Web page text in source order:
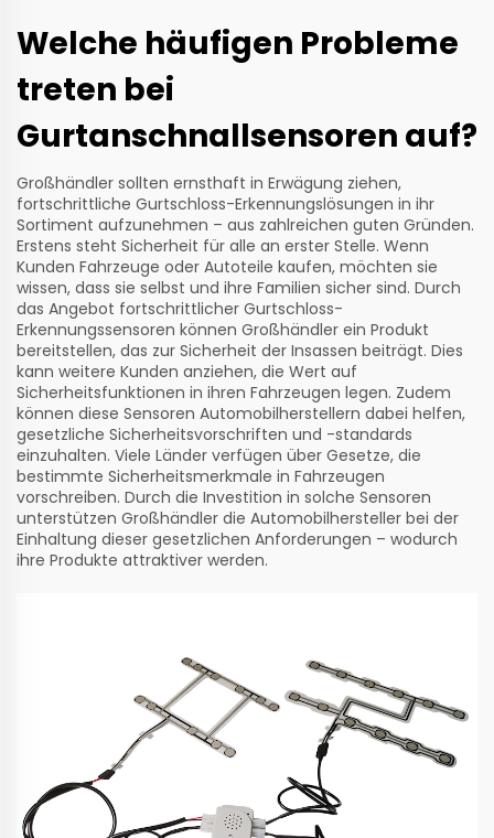
Welche häufigen Probleme
treten bei
Gurtanschnallsensoren auf?
Großhändler sollten ernsthaft in Erwägung ziehen,
fortschrittliche Gurtschloss-Erkennungslösungen in ihr
Sortiment aufzunehmen – aus zahlreichen guten Gründen.
Erstens steht Sicherheit für alle an erster Stelle. Wenn
Kunden Fahrzeuge oder Autoteile kaufen, möchten sie
wissen, dass sie selbst und ihre Familien sicher sind. Durch
das Angebot fortschrittlicher Gurtschloss-
Erkennungssensoren können Großhändler ein Produkt
bereitstellen, das zur Sicherheit der Insassen beiträgt. Dies
kann weitere Kunden anziehen, die Wert auf
Sicherheitsfunktionen in ihren Fahrzeugen legen. Zudem
können diese Sensoren Automobilherstellern dabei helfen,
gesetzliche Sicherheitsvorschriften und -standards
einzuhalten. Viele Länder verfügen über Gesetze, die
bestimmte Sicherheitsmerkmale in Fahrzeugen
vorschreiben. Durch die Investition in solche Sensoren
unterstützen Großhändler die Automobilhersteller bei der
Einhaltung dieser gesetzlichen Anforderungen – wodurch
ihre Produkte attraktiver werden.